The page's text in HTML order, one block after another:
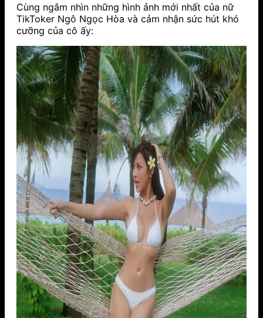
Cùng ngắm nhìn những hình ảnh mới nhất của nữ
TikToker Ngô Ngọc Hòa và cảm nhận sức hút khó
cưỡng của cô ấy: